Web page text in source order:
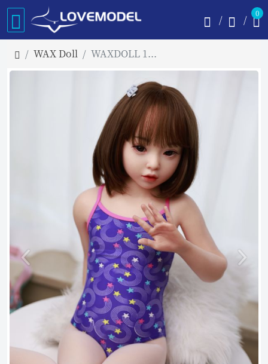
0
WAX Doll WAXDOLL 106cm バスト平 #GB58-1 ヘッド リアルメイク付き フルシリコン製 ロリラブドール